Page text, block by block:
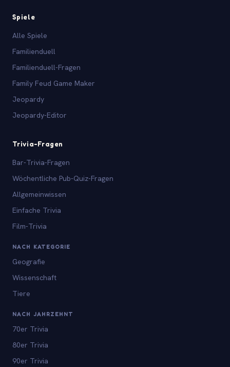
Spiele
Alle Spiele
Familienduell
Familienduell-Fragen
Family Feud Game Maker
Jeopardy
Jeopardy-Editor
Trivia-Fragen
Bar-Trivia-Fragen
Wöchentliche Pub-Quiz-Fragen
Allgemeinwissen
Einfache Trivia
Film-Trivia
NACH KATEGORIE
Geografie
Wissenschaft
Tiere
NACH JAHRZEHNT
70er Trivia
80er Trivia
90er Trivia